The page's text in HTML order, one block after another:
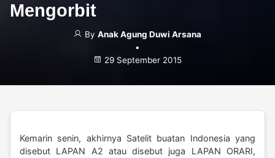
Mengorbit
By Anak Agung Duwi Arsana
•
29 September 2015
Kemarin senin, akhirnya Satelit buatan Indonesia yang
disebut LAPAN A2 atau disebut juga LAPAN ORARI,